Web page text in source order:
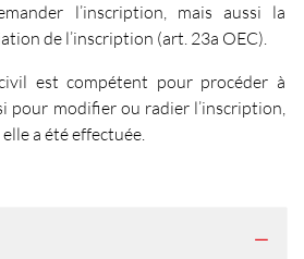
l’inscription, mais aussi la
de l’inscription (art. 23a OEC).
est compétent pour procéder à
pour modifier ou radier l’inscription,
a été effectuée.